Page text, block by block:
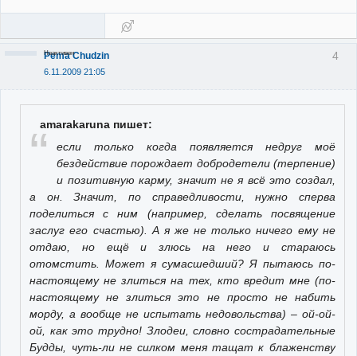
4
Pema Chudzin
6.11.2009 21:05
Неактивен
amarakaruna пишет:
если только когда появляется недруг моё
бездействие порождает добродетели (терпение)
и позитивную карму, значит не я всё это создал,
а он. Значит, по справедливости, нужно сперва
поделиться с ним (например, сделать посвящение
заслуг его счастью). А я же не только ничего ему не
отдаю, но ещё и злюсь на него и стараюсь
отомстить. Может я сумасшедший? Я пытаюсь по-
настоящему не злиться на тех, кто вредит мне (по-
настоящему не злиться это не просто не набить
морду, а вообще не испытать недовольства) – ой-ой-
ой, как это трудно! Злодеи, словно сострадательные
Будды, чуть-ли не силком меня тащат к блаженству